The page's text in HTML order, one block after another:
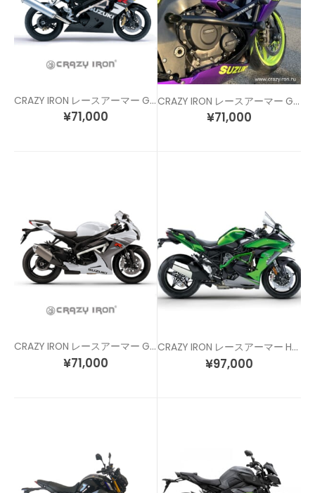
CRAZY IRON レースアーマー GSXR600 / GSXR750 (04-05)
¥71,000
CRAZY IRON レースアーマー GSXR600 / GSXR750 (06-07)
¥71,000
CRAZY IRON レースアーマー GSXR600 / GSXR750 (11-16)
¥71,000
CRAZY IRON レースアーマー H2 / H2R SX/SE (18-)
¥97,000